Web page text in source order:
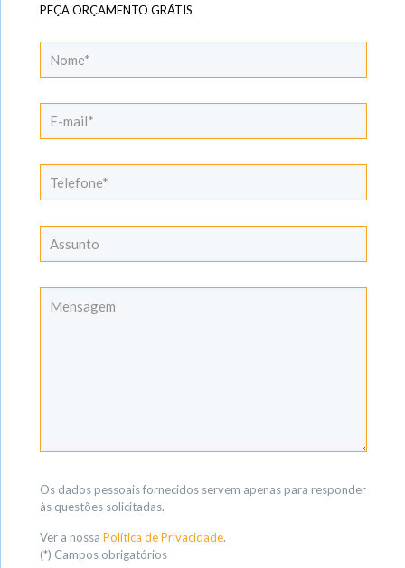
PEÇA ORÇAMENTO GRÁTIS
Os dados pessoais fornecidos servem apenas para responder
às questões solicitadas.
Ver a nossa Política de Privacidade.
(*) Campos obrigatórios